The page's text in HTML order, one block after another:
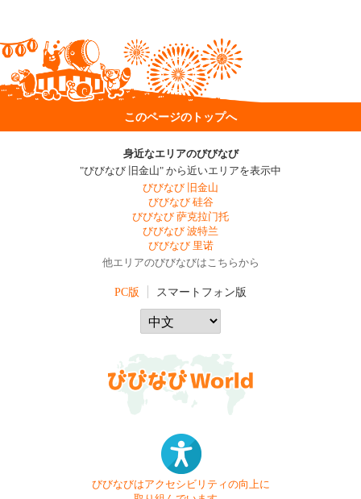
このページのトップへ
身近なエリアのびびなび
"びびなび 旧金山" から近いエリアを表示中
びびなび 旧金山
びびなび 硅谷
びびなび 萨克拉门托
びびなび 波特兰
びびなび 里诺
他エリアのびびなびはこちらから
PC版 スマートフォン版
びびなびはアクセシビリティの向上に